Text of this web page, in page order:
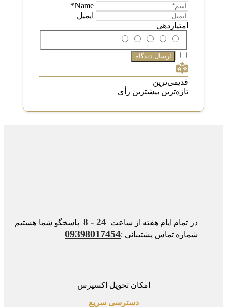
Name*
امتیازدهی
قدیمی‌ترین
تازه‌ترین بیشترین رأی
در تمام ایام هفته از ساعت24 - 8
پاسخگو شما هستیم |
شماره تماس پشتیبانی :09398017454
امکان تحویل اکسپرس
دسترسی سریع